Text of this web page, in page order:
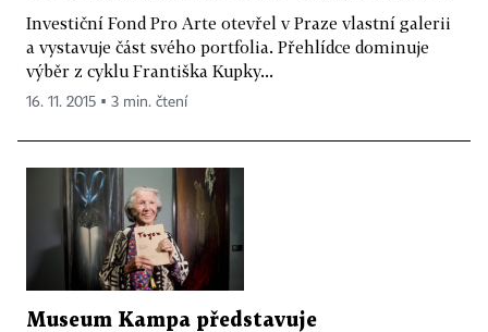
Investiční Fond Pro Arte otevřel v Praze vlastní galerii
a vystavuje část svého portfolia. Přehlídce dominuje
výběr z cyklu Františka Kupky...
16. 11. 2015 ▪ 3 min. čtení
Museum Kampa představuje